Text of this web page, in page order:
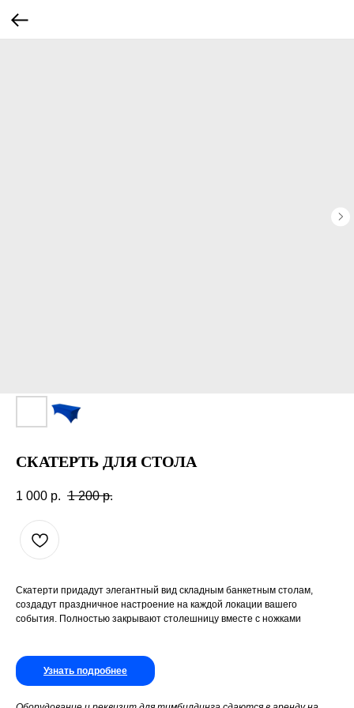
СКАТЕРТЬ ДЛЯ СТОЛА
1 000 р. 1 200 р.
Скатерти придадут элегантный вид складным банкетным столам,
создадут праздничное настроение на каждой локации вашего
события. Полностью закрывают столешницу вместе с ножками
Узнать подробнее